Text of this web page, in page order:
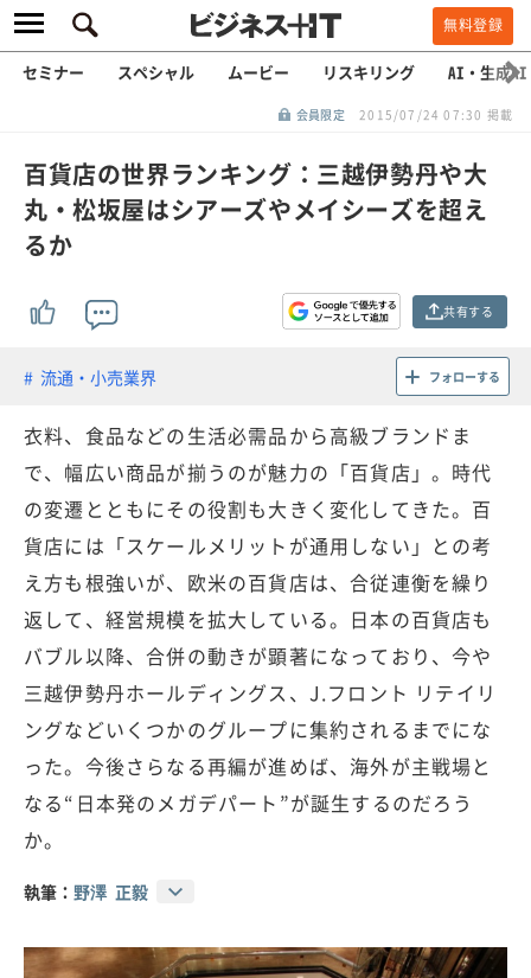
無料登録
セミナー スペシャル ムービー リスキリング AI・生成AI
会員限定 2015/07/24 07:30 掲載
百貨店の世界ランキング：三越伊勢丹や大
丸・松坂屋はシアーズやメイシーズを超え
るか
共有する
流通・小売業界 フォローする
衣料、食品などの生活必需品から高級ブランドま
で、幅広い商品が揃うのが魅力の「百貨店」。時代
の変遷とともにその役割も大きく変化してきた。百
貨店には「スケールメリットが通用しない」との考
え方も根強いが、欧米の百貨店は、合従連衡を繰り
返して、経営規模を拡大している。日本の百貨店も
バブル以降、合併の動きが顕著になっており、今や
三越伊勢丹ホールディングス、J.フロント リテイリ
ングなどいくつかのグループに集約されるまでにな
った。今後さらなる再編が進めば、海外が主戦場と
なる“日本発のメガデパート”が誕生するのだろう
か。
執筆： 野澤 正毅